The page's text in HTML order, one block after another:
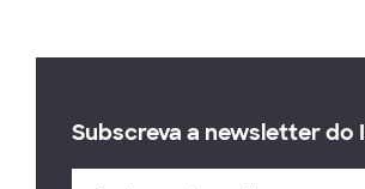
Subscreva a newsletter do